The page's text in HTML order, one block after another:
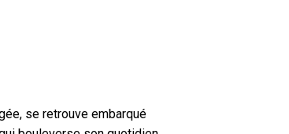
se retrouve embarqué